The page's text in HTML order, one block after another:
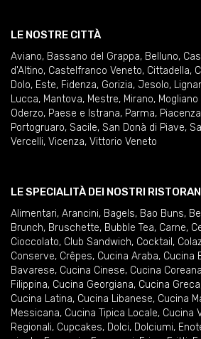
LE NOSTRE CITTÀ
Aviano, Bassano del Grappa, Belluno,
d'Altino, Castelfranco Veneto, Cittadella,
Dolo, Este, Fidenza, Gorizia, Jesolo,
Lucca, Mantova, Mestre, Mirano,
Oderzo, Paese e Istrana, Parma, Piacenza
Portogruaro, Sacile, San Donà di Piave,
Vercelli, Vicenza, Vittorio Veneto
LE SPECIALITÀ DEI NOSTRI
Alimentari, Arancini, Bagels, Bao Buns,
Brunch, Bruschette, Bubble Tea, Carne,
Cioccolato, Club Sandwich, Cocktail ,
Conserve, Crêpes, Cucina Araba, Cucina
Bavarese, Cucina Cinese, Cucina Coreana
Filippina, Cucina Georgiana, Cucina Greca
Cucina Latina, Cucina Libanese, Cucina
Messicana, Cucina Tipica Locale, Cucina
Regionali, Cupcakes, Dolci, Dolciumi,